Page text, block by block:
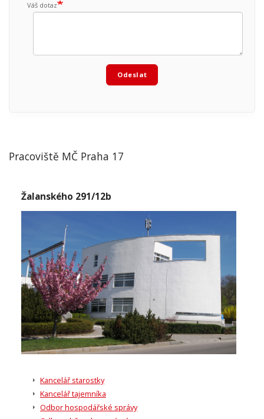
Váš dotaz
Odeslat
Pracoviště MČ Praha 17
Žalanského 291/12b
Kancelář starostky
Kancelář tajemníka
Odbor hospodářské správy